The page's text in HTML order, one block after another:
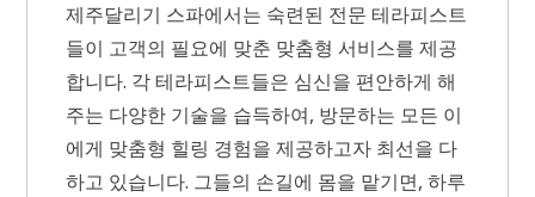
제주달리기 스파에서는 숙련된 전문 테라피스트
들이 고객의 필요에 맞춘 맞춤형 서비스를 제공
합니다. 각 테라피스트들은 심신을 편안하게 해
주는 다양한 기술을 습득하여, 방문하는 모든 이
에게 맞춤형 힐링 경험을 제공하고자 최선을 다
하고 있습니다. 그들의 손길에 몸을 맡기면, 하루